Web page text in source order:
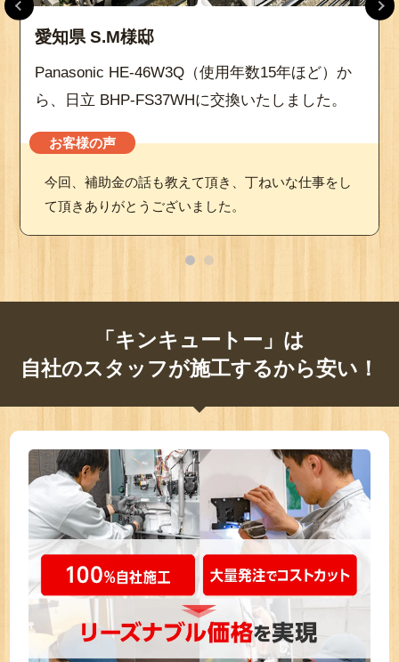
愛知県 S.M様邸
Panasonic HE-46W3Q（使用年数15年ほど）か
ら、日立 BHP-FS37WHに交換いたしました。
お客様の声
今回、補助金の話も教えて頂き、丁ねいな仕事をし
て頂きありがとうございました。
「キンキュートー」は
自社のスタッフが施工するから安い！